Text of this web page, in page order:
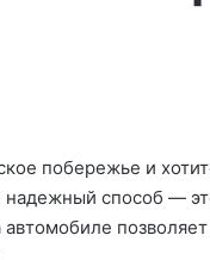
побережье и
способ —